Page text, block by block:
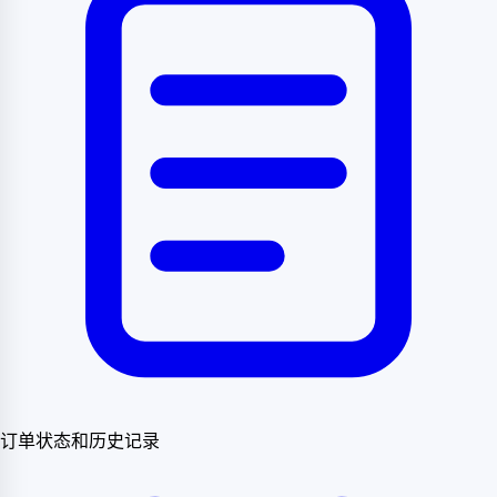
订单状态和历史记录